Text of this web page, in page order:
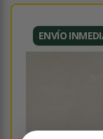
ENVÍO